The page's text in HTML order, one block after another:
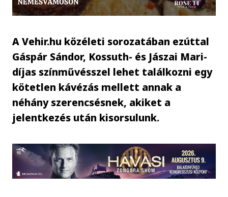
A Vehir.hu közéleti sorozatában ezúttal
Gáspár Sándor, Kossuth- és Jászai Mari-
díjas színművésszel lehet találkozni egy
kötetlen kávézás mellett annak a
néhány szerencsésnek, akiket a
jelentkezés után kisorsulunk.